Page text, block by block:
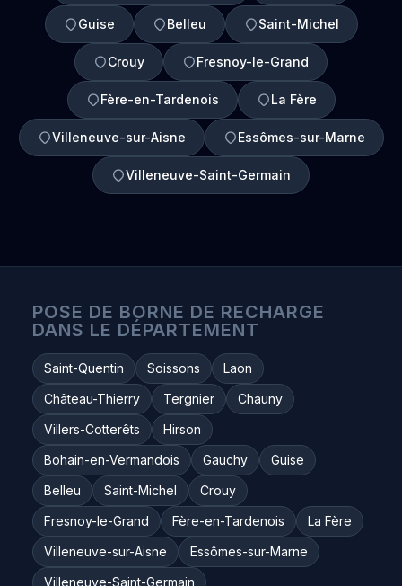
Guise Belleu Saint-Michel
Crouy Fresnoy-le-Grand
Fère-en-Tardenois La Fère
Villeneuve-sur-Aisne Essômes-sur-Marne
Villeneuve-Saint-Germain
POSE DE BORNE DE RECHARGE
DANS LE DÉPARTEMENT
Saint-Quentin Soissons
Laon
Château-Thierry
Tergnier
Chauny
Villers-Cotterêts
Hirson
Bohain-en-Vermandois
Gauchy
Guise
Belleu
Saint-Michel
Crouy
Fresnoy-le-Grand
Fère-en-Tardenois
La Fère
Villeneuve-sur-Aisne
Essômes-sur-Marne
Villeneuve-Saint-Germain